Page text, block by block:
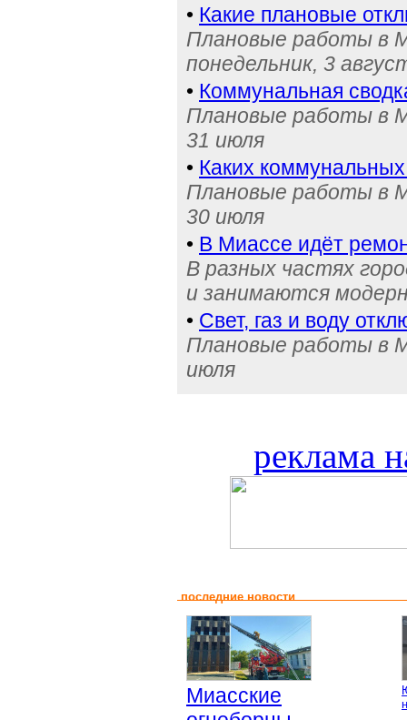
• Какие плановые
Плановые работы в
понедельник, 3
• Коммунальная
Плановые работы в
31 июля
• Каких
Плановые работы в
30 июля
• В Миассе идёт
В разных частях
и занимаются
• Свет, газ и воду
Плановые работы в
июля
реклама
последние новости
Миасские